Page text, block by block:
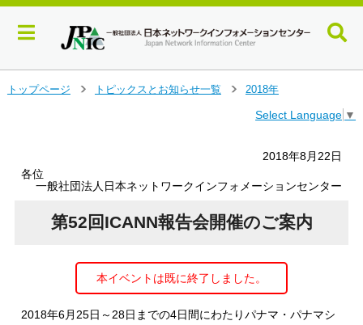
トップページ
トピックスとお知らせ一覧
2018年
Select Language ▼
2018年8月22日
各位
一般社団法人日本ネットワークインフォメーションセンター
第52回ICANN報告会開催のご案内
本イベントは既に終了しました。
2018年6月25日～28日までの4日間にわたりパナマ・パナマシ